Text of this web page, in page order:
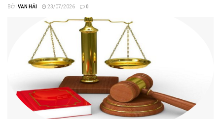
BỞI VĂN HẢI 23/07/2026 0